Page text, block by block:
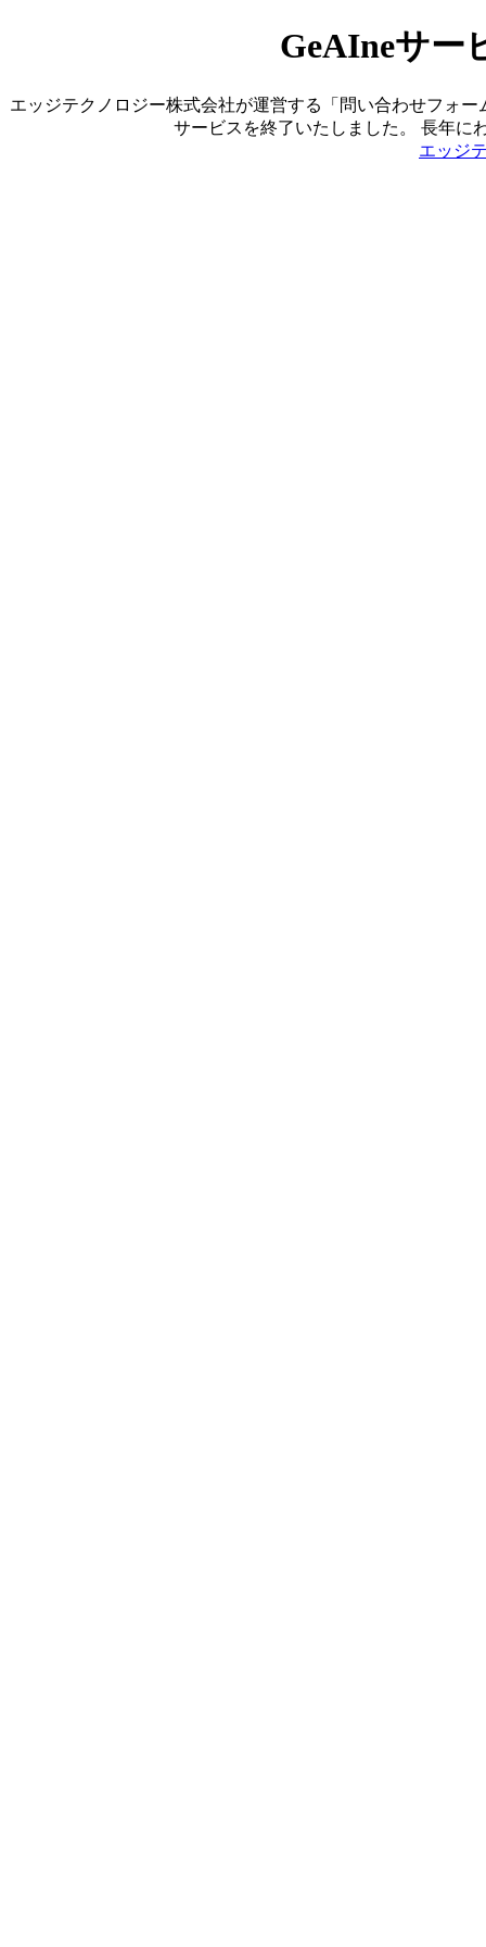
GeAIneサー
エッジテクノロジー株式会社が運営する「問い合わせフォ
サービスを終了いたしました。 長年に
エッジ